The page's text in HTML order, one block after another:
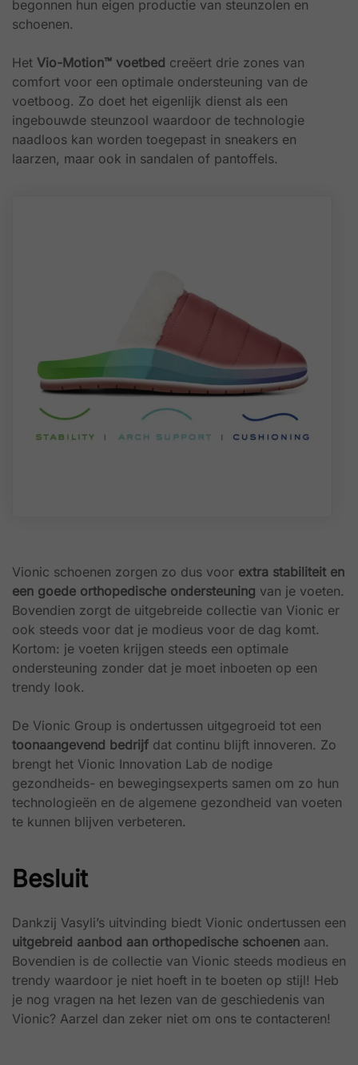
begonnen hun eigen productie van steunzolen en
schoenen.
Het Vio-Motion™ voetbed creëert drie zones van
comfort voor een optimale ondersteuning van de
voetboog. Zo doet het eigenlijk dienst als een
ingebouwde steunzool waardoor de technologie
naadloos kan worden toegepast in sneakers en
laarzen, maar ook in sandalen of pantoffels.
Vionic schoenen zorgen zo dus voor extra stabiliteit en
een goede orthopedische ondersteuning van je voeten.
Bovendien zorgt de uitgebreide collectie van Vionic er
ook steeds voor dat je modieus voor de dag komt.
Kortom: je voeten krijgen steeds een optimale
ondersteuning zonder dat je moet inboeten op een
trendy look.
De Vionic Group is ondertussen uitgegroeid tot een
toonaangevend bedrijf dat continu blijft innoveren. Zo
brengt het Vionic Innovation Lab de nodige
gezondheids- en bewegingsexperts samen om zo hun
technologieën en de algemene gezondheid van voeten
te kunnen blijven verbeteren.
Besluit
Dankzij Vasyli’s uitvinding biedt Vionic ondertussen een
uitgebreid aanbod aan orthopedische schoenen aan.
Bovendien is de collectie van Vionic steeds modieus en
trendy waardoor je niet hoeft in te boeten op stijl! Heb
je nog vragen na het lezen van de geschiedenis van
Vionic? Aarzel dan zeker niet om ons te contacteren!